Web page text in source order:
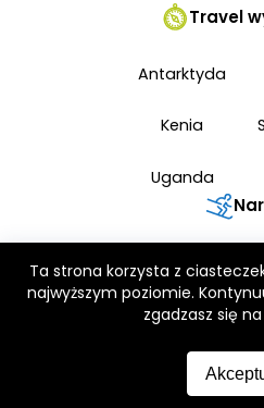
Travel
Antarktyda
Kenia
Uganda
Japonia narty
rozpowszechniania
Ta strona korzysta z
najwyższym poziomie.
zgadzasz się